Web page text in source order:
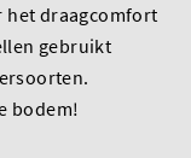
het draagcomfort
gebruikt
bodem!